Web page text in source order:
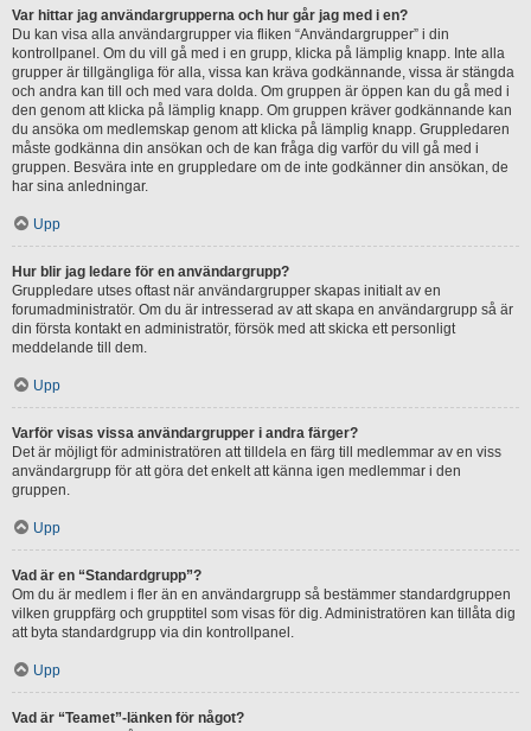
Var hittar jag användargrupperna och hur går jag med i en?
Du kan visa alla användargrupper via fliken “Användargrupper” i din
kontrollpanel. Om du vill gå med i en grupp, klicka på lämplig knapp. Inte alla
grupper är tillgängliga för alla, vissa kan kräva godkännande, vissa är stängda
och andra kan till och med vara dolda. Om gruppen är öppen kan du gå med i
den genom att klicka på lämplig knapp. Om gruppen kräver godkännande kan
du ansöka om medlemskap genom att klicka på lämplig knapp. Gruppledaren
måste godkänna din ansökan och de kan fråga dig varför du vill gå med i
gruppen. Besvära inte en gruppledare om de inte godkänner din ansökan, de
har sina anledningar.
Upp
Hur blir jag ledare för en användargrupp?
Gruppledare utses oftast när användargrupper skapas initialt av en
forumadministratör. Om du är intresserad av att skapa en användargrupp så är
din första kontakt en administratör, försök med att skicka ett personligt
meddelande till dem.
Upp
Varför visas vissa användargrupper i andra färger?
Det är möjligt för administratören att tilldela en färg till medlemmar av en viss
användargrupp för att göra det enkelt att känna igen medlemmar i den
gruppen.
Upp
Vad är en “Standardgrupp”?
Om du är medlem i fler än en användargrupp så bestämmer standardgruppen
vilken gruppfärg och grupptitel som visas för dig. Administratören kan tillåta dig
att byta standardgrupp via din kontrollpanel.
Upp
Vad är “Teamet”-länken för något?